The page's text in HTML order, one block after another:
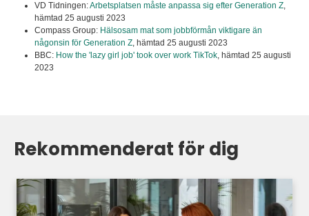
VD Tidningen:Arbetsplatsen måste anpassa sig efter Generation Z,
hämtad 25 augusti 2023
Compass Group: Hälsosam mat som jobbförmån viktigare än
någonsin för Generation Z, hämtad 25 augusti 2023
BBC: How the 'lazy girl job' took over work TikTok, hämtad 25 augusti
2023
Rekommenderat för dig